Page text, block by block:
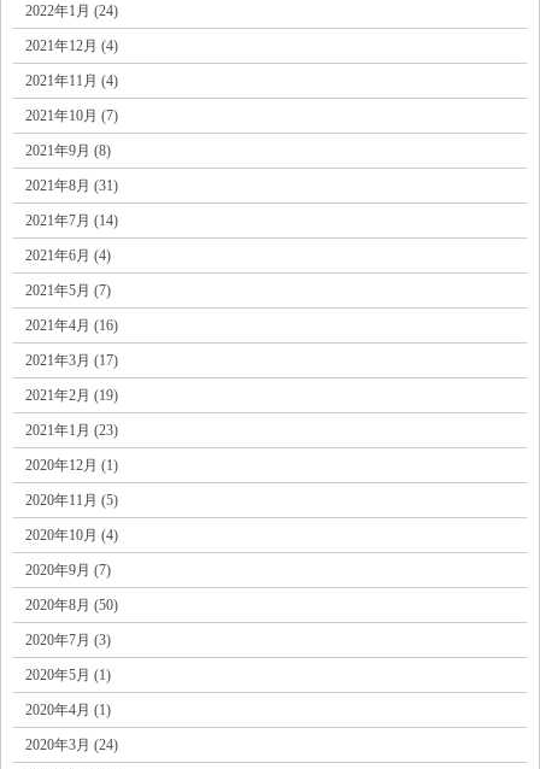
2022年1月 (24)
2021年12月 (4)
2021年11月 (4)
2021年10月 (7)
2021年9月 (8)
2021年8月 (31)
2021年7月 (14)
2021年6月 (4)
2021年5月 (7)
2021年4月 (16)
2021年3月 (17)
2021年2月 (19)
2021年1月 (23)
2020年12月 (1)
2020年11月 (5)
2020年10月 (4)
2020年9月 (7)
2020年8月 (50)
2020年7月 (3)
2020年5月 (1)
2020年4月 (1)
2020年3月 (24)